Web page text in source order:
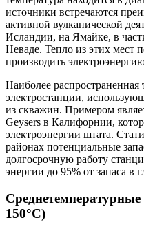
источники встречаются
активной вулканической
Исландии, на Ямайке, в
Неваде. Тепло из этих мест
производить
Наиболее
электростанции,
из скважин. Примером
Geysers в Калифорнии,
электроэнергии штата.
районах потенциальные
долгосрочную работу
энергии до 95% от запаса в
Среднетемпературные
150°C)